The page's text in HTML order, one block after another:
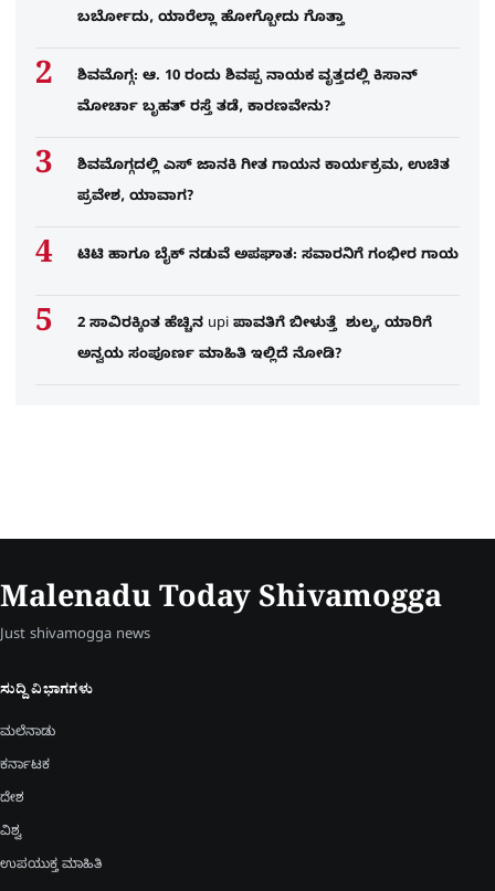
ಬರ್ಬೋದು, ಯಾರೆಲ್ಲಾ ಹೋಗ್ಬೋದು ಗೊತ್ತಾ
ಶಿವಮೊಗ್ಗ: ಆ. 10 ರಂದು ಶಿವಪ್ಪ ನಾಯಕ ವೃತ್ತದಲ್ಲಿ ಕಿಸಾನ್
ಮೋರ್ಚಾ ಬೃಹತ್ ರಸ್ತೆ ತಡೆ, ಕಾರಣವೇನು?
ಶಿವಮೊಗ್ಗದಲ್ಲಿ ಎಸ್​ ಜಾನಕಿ ಗೀತ ಗಾಯನ ಕಾರ್ಯಕ್ರಮ, ಉಚಿತ
ಪ್ರವೇಶ, ಯಾವಾಗ?
ಟಿಟಿ ಹಾಗೂ ಬೈಕ್ ನಡುವೆ ಅಪಘಾತ: ಸವಾರನಿಗೆ ಗಂಭೀರ ಗಾಯ
2 ಸಾವಿರಕ್ಕಿಂತ ಹೆಚ್ಚಿನ upi ಪಾವತಿಗೆ ಬೀಳುತ್ತೆ ಶುಲ್ಕ, ಯಾರಿಗೆ
ಅನ್ವಯ ಸಂಪೂರ್ಣ ಮಾಹಿತಿ ಇಲ್ಲಿದೆ ನೋಡಿ?
Malenadu Today Shivamogga
Just shivamogga news
ಸುದ್ದಿ ವಿಭಾಗಗಳು
ಮಲೆನಾಡು
ಕರ್ನಾಟಕ
ದೇಶ
ವಿಶ್ವ
ಉಪಯುಕ್ತ ಮಾಹಿತಿ